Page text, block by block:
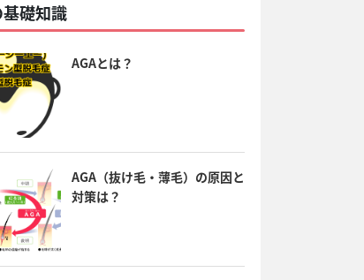
礎知識
AGAとは？
AGA（抜け毛・薄毛）の原因と
対策は？